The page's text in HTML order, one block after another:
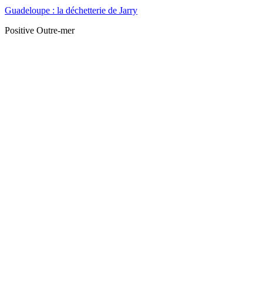
Guadeloupe : la déchetterie de Jarry
Positive Outre-mer